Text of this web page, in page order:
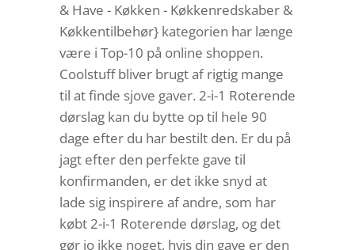
& Have - Køkken - Køkkenredskaber &
Køkkentilbehør} kategorien har længe
være i Top-10 på online shoppen.
Coolstuff bliver brugt af rigtig mange
til at finde sjove gaver. 2-i-1 Roterende
dørslag kan du bytte op til hele 90
dage efter du har bestilt den. Er du på
jagt efter den perfekte gave til
konfirmanden, er det ikke snyd at
lade sig inspirere af andre, som har
købt 2-i-1 Roterende dørslag, og det
gør jo ikke noget, hvis din gave er den